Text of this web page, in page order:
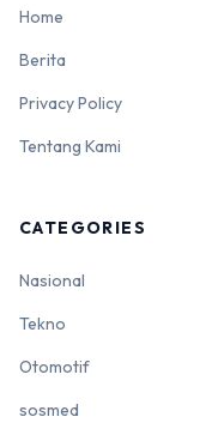
Home
Berita
Privacy Policy
Tentang Kami
CATEGORIES
Nasional
Tekno
Otomotif
sosmed